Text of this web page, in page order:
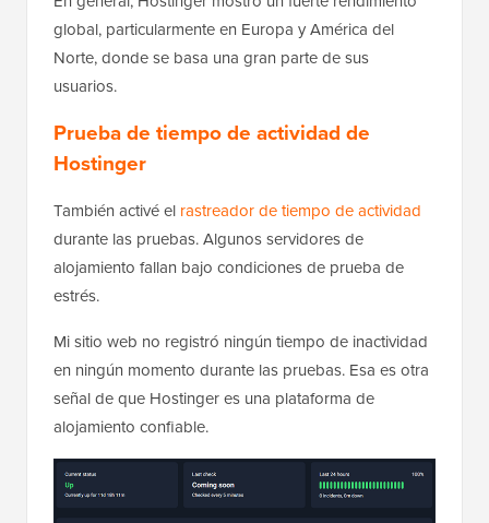
global, particularmente en Europa y América del
Norte, donde se basa una gran parte de sus
usuarios.
Prueba de tiempo de actividad de
Hostinger
También activé el rastreador de tiempo de actividad
durante las pruebas. Algunos servidores de
alojamiento fallan bajo condiciones de prueba de
estrés.
Mi sitio web no registró ningún tiempo de inactividad
en ningún momento durante las pruebas. Esa es otra
señal de que Hostinger es una plataforma de
alojamiento confiable.